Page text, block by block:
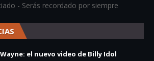
- Serás recordado por siempre
el nuevo video de Billy Idol